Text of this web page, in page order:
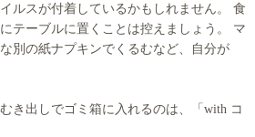
ルスが付着しているかもしれません。 食
テーブルに置くことは控えましょう。 マ
別の紙ナプキンでくるむなど、自分が
き出しでゴミ箱に入れるのは、「with コ